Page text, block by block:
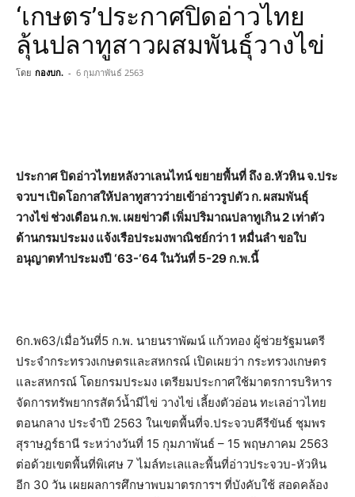
‘เกษตร’ประกาศปิดอ่าวไทย
ลุ้นปลาทูสาวผสมพันธุ์วางไข่
โดย กองบก. - 6 กุมภาพันธ์ 2563
ประกาศ ปิดอ่าวไทยหลังวาเลนไทน์ ขยายพื้นที่ ถึง อ.หัวหิน จ.ประ
จวบฯ เปิดโอกาสให้ปลาทูสาวว่ายเข้าอ่าวรูปตัว ก. ผสมพันธุ์
วางไข่ ช่วงเดือน ก.พ. เผยข่าวดี เพิ่มปริมาณปลาทูเกิน 2 เท่าตัว
ด้านกรมประมง แจ้งเรือประมงพาณิชย์กว่า 1 หมื่นลำ ขอใบ
อนุญาตทำประมงปี ‘63-‘64 ในวันที่ 5-29 ก.พ.นี้
6ก.พ63/เมื่อวันที่5 ก.พ. นายนราพัฒน์ แก้วทอง ผู้ช่วยรัฐมนตรี
ประจำกระทรวงเกษตรและสหกรณ์ เปิดเผยว่า กระทรวงเกษตร
และสหกรณ์ โดยกรมประมง เตรียมประกาศใช้มาตรการบริหาร
จัดการทรัพยากรสัตว์น้ำมีไข่ วางไข่ เลี้ยงตัวอ่อน ทะเลอ่าวไทย
ตอนกลาง ประจำปี 2563 ในเขตพื้นที่จ.ประจวบคีรีขันธ์ ชุมพร
สุราษฎร์ธานี ระหว่างวันที่ 15 กุมภาพันธ์ – 15 พฤษภาคม 2563
ต่อด้วยเขตพื้นที่พิเศษ 7 ไมล์ทะเลและพื้นที่อ่าวประจวบ-หัวหิน
อีก 30 วัน เผยผลการศึกษาพบมาตรการฯ ที่บังคับใช้ สอดคล้อง